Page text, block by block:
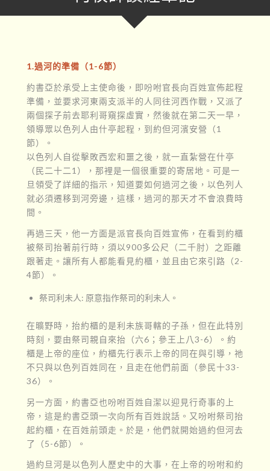
1.過河的準備（1-6節）
約書亞於承受上主使命後，即吩咐官長向百姓宣佈起程
準備，並要求河東兩支派半的人同往河西作戰，又派了
兩個探子前去耶利哥窺探虛實，然後就在第二天一早，
領導眾以色列人由什亭起程，到約但河濱安營（1
節）。
以色列人自從擊敗西宏和噩之後，就一直紮營在什亭
（民二十二1），那裡是一個很重要的寄居地。可是一
旦領受了詳細的指示，知道要如何過河之後，以色列人
就必須遷移到河旁邊，這樣，過河的那天才不會浪費時
間。
再過三天，他一方面是派官長向百姓宣佈，在看到約櫃
被祭司抬著前行時，須以900多公尺（二千肘）之距離
跟著走。讓所有人都能看見約櫃，並且由它來引路（2-
4節）。
祭司利未人: 原意指作祭司的利未人。
在曠野時，抬約櫃的是利未族哥轄的子孫，但在此特別
時刻，要由祭司親自來抬（六6；參王上八3-6）。約
櫃是上帝的座位，約櫃先行表示上帝的同在與引導，祂
不只與以色列百姓同在，且走在他們前面（參民十33-
36）。
另一方面，約書亞也吩咐百姓自潔以迎見行奇事的上
帝，這是約書亞頭一次向所有百姓說話。又吩咐祭司抬
起約櫃，在百姓前頭走。於是，他們就開始過約但河去
了（5-6節）。
過約旦河是以色列人歷史中的大事，在上帝的吩咐和約